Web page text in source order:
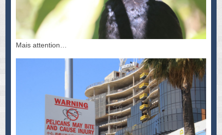
Mais attention…